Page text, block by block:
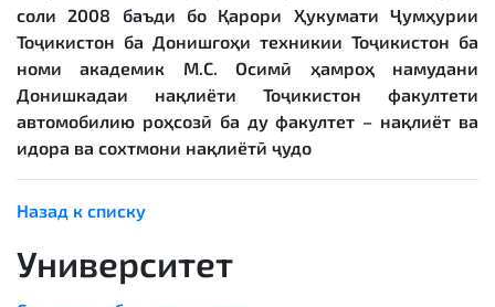
соли 2008 баъди бо Қарори Ҳукумати Ҷумҳурии
Тоҷикистон ба Донишгоҳи техникии Тоҷикистон ба
номи академик М.С. Осимӣ ҳамроҳ намудани
Донишкадаи нақлиёти Тоҷикистон факултети
автомобилию роҳсозӣ ба ду факултет – нақлиёт ва
идора ва сохтмони нақлиётӣ ҷудо
Назад к списку
Университет